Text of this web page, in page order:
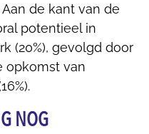
de kant van de
potentieel in
(20%), gevolgd door
opkomst van
NOG